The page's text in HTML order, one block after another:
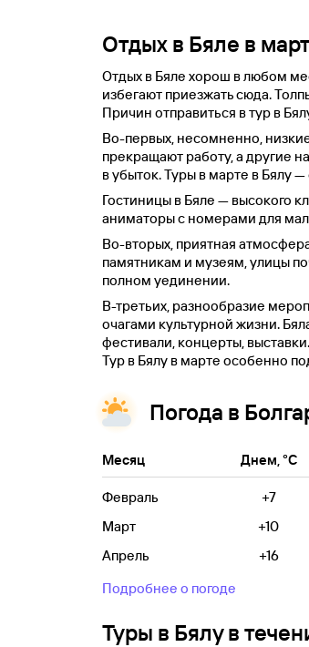
Отдых в Бяле в
Отдых в Бяле хорош в любом
избегают приезжать сюда.
Причин отправиться в тур в
Во-первых, несомненно,
прекращают работу, а другие
в убыток. Туры в марте в Бялу
Гостиницы в Бяле — высокого
аниматоры с номерами для
Во-вторых, приятная
памятникам и музеям, улицы
полном уединении.
В-третьих, разнообразие
очагами культурной жизни.
фестивали, концерты,
Тур в Бялу в марте особенно
Погода в
Месяц Днем, °C
Февраль +7
Март
+10
Апрель
+16
Подробнее о погоде
Туры в Бялу в